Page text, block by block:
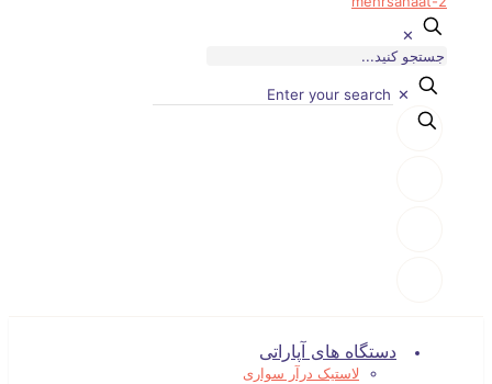
✕
✕
دستگاه های آپاراتی
لاستیک درآر سواری